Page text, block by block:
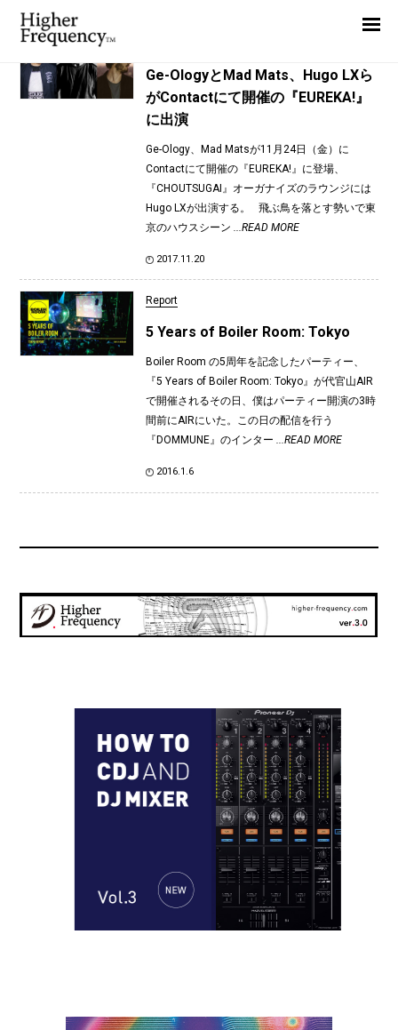
TAG: Mad Mats
Ge-OlogyとMad Mats、Hugo LXら
がContactにて開催の『EUREKA!』
に出演
Ge-Ology、Mad Matsが11月24日（金）に
Contactにて開催の『EUREKA!』に登場、
『CHOUTSUGAI』オーガナイズのラウンジには
Hugo LXが出演する。 飛ぶ鳥を落とす勢いで東
京のハウスシーン ...READ MORE
2017.11.20
Report
5 Years of Boiler Room: Tokyo
Boiler Room の5周年を記念したパーティー、
『5 Years of Boiler Room: Tokyo』が代官山AIR
で開催されるその日、僕はパーティー開演の3時
間前にAIRにいた。この日の配信を行う
『DOMMUNE』のインター ...READ MORE
2016.1.6
News
Interview
Report